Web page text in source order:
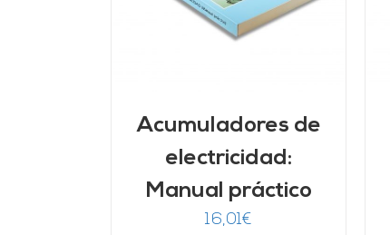
Acumuladores de
electricidad:
Manual práctico
16,01€